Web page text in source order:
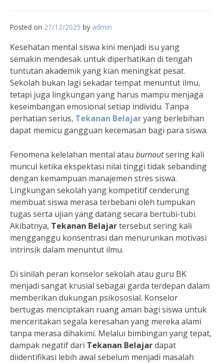
Posted on 27/12/2025 by admin
Kesehatan mental siswa kini menjadi isu yang
semakin mendesak untuk diperhatikan di tengah
tuntutan akademik yang kian meningkat pesat.
Sekolah bukan lagi sekadar tempat menuntut ilmu,
tetapi juga lingkungan yang harus mampu menjaga
keseimbangan emosional setiap individu. Tanpa
perhatian serius, Tekanan Belajaryang berlebihan
dapat memicu gangguan kecemasan bagi para siswa.
Fenomena kelelahan mental atau burnoutsering kali
muncul ketika ekspektasi nilai tinggi tidak sebanding
dengan kemampuan manajemen stres siswa.
Lingkungan sekolah yang kompetitif cenderung
membuat siswa merasa terbebani oleh tumpukan
tugas serta ujian yang datang secara bertubi-tubi.
Akibatnya, Tekanan Belajartersebut sering kali
mengganggu konsentrasi dan menurunkan motivasi
intrinsik dalam menuntut ilmu.
Di sinilah peran konselor sekolah atau guru BK
menjadi sangat krusial sebagai garda terdepan dalam
memberikan dukungan psikososial. Konselor
bertugas menciptakan ruang aman bagi siswa untuk
menceritakan segala keresahan yang mereka alami
tanpa merasa dihakimi. Melalui bimbingan yang tepat,
dampak negatif dari Tekanan Belajardapat
diidentifikasi lebih awal sebelum menjadi masalah